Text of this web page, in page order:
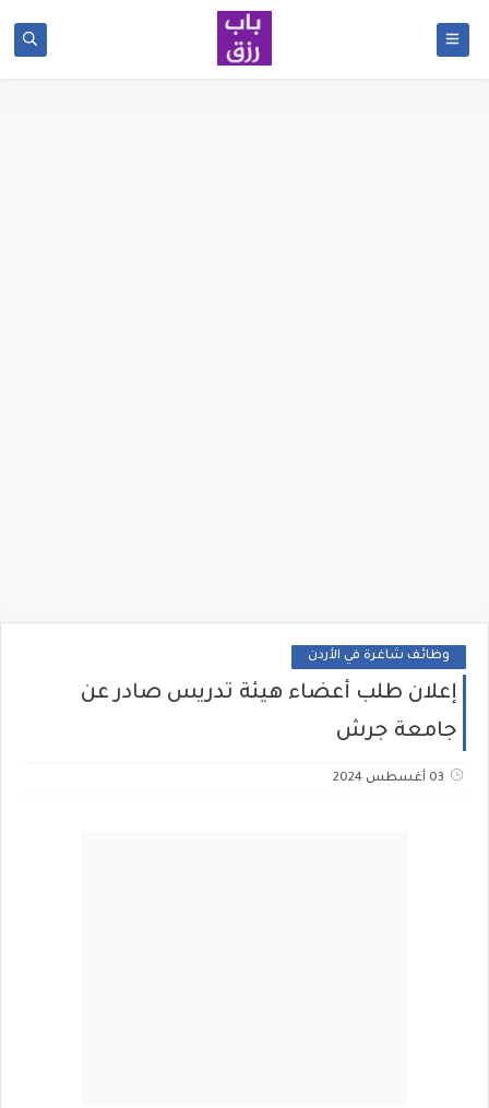
وظائف شاغرة في الأردن
إعلان طلب أعضاء هيئة تدريس صادر عن
جامعة جرش
03 أغسطس 2024